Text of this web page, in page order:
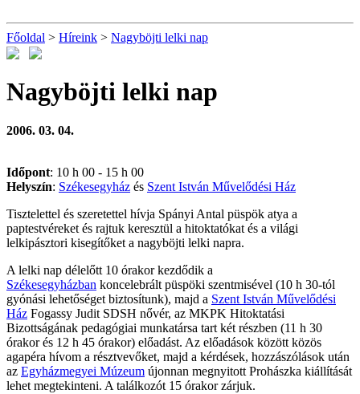
Főoldal > Híreink > Nagyböjti lelki nap
Nagyböjti lelki nap
2006. 03. 04.
Időpont: 10 h 00 - 15 h 00
Helyszín: Székesegyház és Szent István Művelődési Ház
Tisztelettel és szeretettel hívja Spányi Antal püspök atya a
paptestvéreket és rajtuk keresztül a hitoktatókat és a világi
lelkipásztori kisegítőket a nagyböjti lelki napra.
A lelki nap délelőtt 10 órakor kezdődik a
Székesegyházban koncelebrált püspöki szentmisével (10 h 30-tól
gyónási lehetőséget biztosítunk), majd a Szent István Művelődési
Ház Fogassy Judit SDSH nővér, az MKPK Hitoktatási
Bizottságának pedagógiai munkatársa tart két részben (11 h 30
órakor és 12 h 45 órakor) előadást. Az előadások között közös
agapéra hívom a résztvevőket, majd a kérdések, hozzászólások után
az Egyházmegyei Múzeum újonnan megnyitott Prohászka kiállítását
lehet megtekinteni. A találkozót 15 órakor zárjuk.